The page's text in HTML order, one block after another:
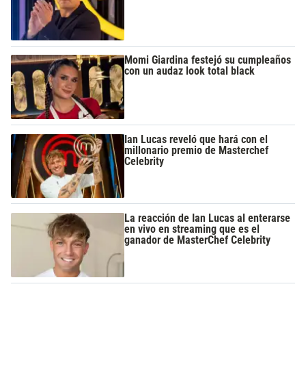
Momi Giardina festejó su cumpleaños
con un audaz look total black
Ian Lucas reveló que hará con el
millonario premio de Masterchef
Celebrity
La reacción de Ian Lucas al enterarse
en vivo en streaming que es el
ganador de MasterChef Celebrity